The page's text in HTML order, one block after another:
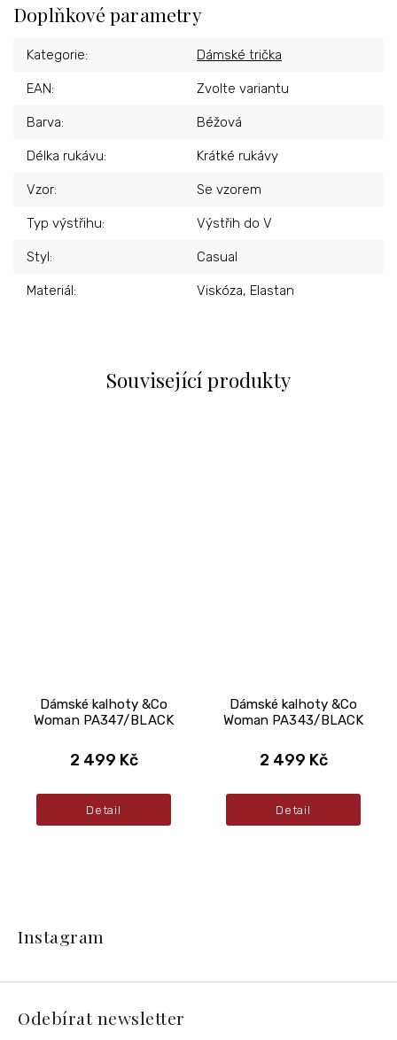
Související produkty
Dámské kalhoty &Co
Woman PA347/BLACK
2 499 Kč
Detail
Dámské kalhoty &Co
Woman PA343/BLACK
2 499 Kč
Detail
Doplňkové parametry
Kategorie: Dámské trička
EAN: Zvolte variantu
Barva: Béžová
Délka rukávu: Krátké rukávy
Vzor: Se vzorem
Typ výstřihu: Výstřih do V
Styl: Casual
Materiál: Viskóza, Elastan
t
Instagram
Odebírat newsletter